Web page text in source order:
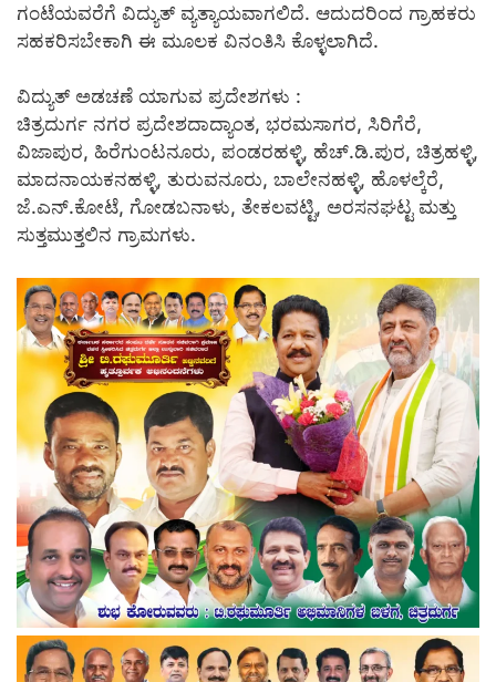
ಗಂಟೆಯವರೆಗೆ ವಿದ್ಯುತ್ ವ್ಯತ್ಯಾಯವಾಗಲಿದೆ. ಆದುದರಿಂದ ಗ್ರಾಹಕರು
ಸಹಕರಿಸಬೇಕಾಗಿ ಈ ಮೂಲಕ ವಿನಂತಿಸಿ ಕೊಳ್ಳಲಾಗಿದೆ.
ವಿದ್ಯುತ್ ಅಡಚಣೆ ಯಾಗುವ ಪ್ರದೇಶಗಳು :
ಚಿತ್ರದುರ್ಗ ನಗರ ಪ್ರದೇಶದಾದ್ಯಾಂತ, ಭರಮಸಾಗರ, ಸಿರಿಗೆರೆ,
ವಿಜಾಪುರ, ಹಿರೆಗುಂಟನೂರು, ಪಂಡರಹಳ್ಳಿ, ಹೆಚ್.ಡಿ.ಪುರ, ಚಿತ್ರಹಳ್ಳಿ,
ಮಾದನಾಯಕನಹಳ್ಳಿ, ತುರುವನೂರು, ಬಾಲೇನಹಳ್ಳಿ, ಹೊಳಲ್ಕೆರೆ,
ಜೆ.ಎನ್.ಕೋಟೆ, ಗೋಡಬನಾಳು, ತೇಕಲವಟ್ಟಿ, ಅರಸನಘಟ್ಟ ಮತ್ತು
ಸುತ್ತಮುತ್ತಲಿನ ಗ್ರಾಮಗಳು.